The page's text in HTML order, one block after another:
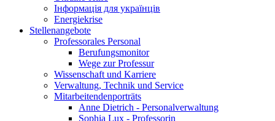
Інформація для українців
Energiekrise
Stellenangebote
Professorales Personal
Berufungsmonitor
Wege zur Professur
Wissenschaft und Karriere
Verwaltung, Technik und Service
Mitarbeitendenporträts
Anne Dietrich - Personalverwaltung
Sophia Lux - Professorin